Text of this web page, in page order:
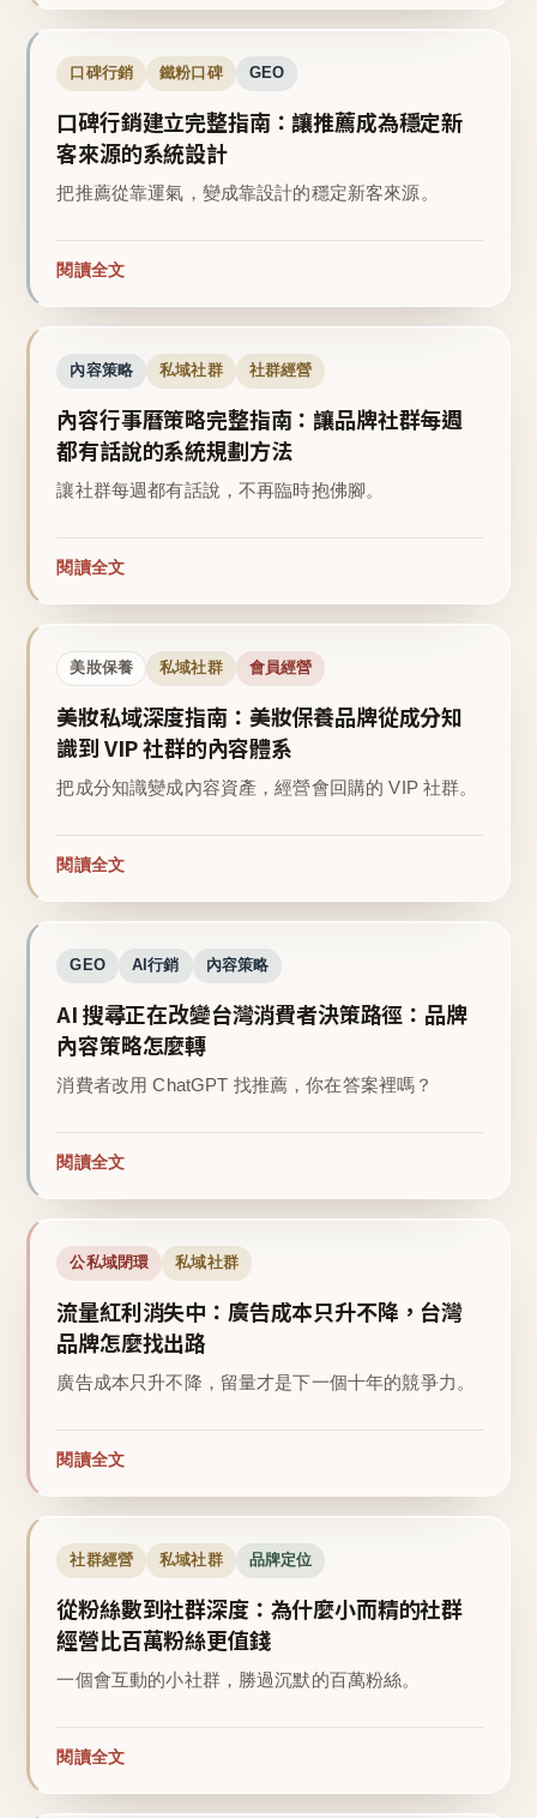
口碑行銷 鐵粉口碑 GEO
口碑行銷建立完整指南：讓推薦成為穩定新
客來源的系統設計
把推薦從靠運氣，變成靠設計的穩定新客來源。
閱讀全文
內容策略 私域社群 社群經營
內容行事曆策略完整指南：讓品牌社群每週
都有話說的系統規劃方法
讓社群每週都有話說，不再臨時抱佛腳。
閱讀全文
美妝保養 私域社群 會員經營
美妝私域深度指南：美妝保養品牌從成分知
識到 VIP 社群的內容體系
把成分知識變成內容資產，經營會回購的 VIP 社群。
閱讀全文
GEO AI行銷 內容策略
AI 搜尋正在改變台灣消費者決策路徑：品牌
內容策略怎麼轉
消費者改用 ChatGPT 找推薦，你在答案裡嗎？
閱讀全文
公私域閉環 私域社群
流量紅利消失中：廣告成本只升不降，台灣
品牌怎麼找出路
廣告成本只升不降，留量才是下一個十年的競爭力。
閱讀全文
社群經營 私域社群 品牌定位
從粉絲數到社群深度：為什麼小而精的社群
經營比百萬粉絲更值錢
一個會互動的小社群，勝過沉默的百萬粉絲。
閱讀全文